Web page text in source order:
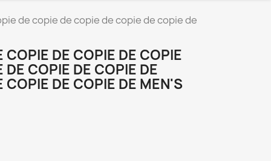
de copie de copie de copie de copie de
COPIE DE COPIE DE COPIE
DE COPIE DE COPIE DE
COPIE DE COPIE DE MEN'S